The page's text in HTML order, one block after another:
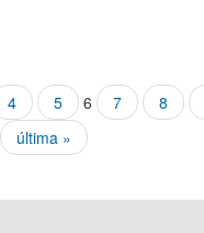
4 5 6 7 8
última »